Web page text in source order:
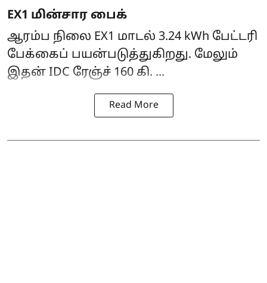
EX1 மின்சார பைக்
ஆரம்ப நிலை EX1 மாடல் 3.24 kWh பேட்டரி
பேக்கைப் பயன்படுத்துகிறது. மேலும்
இதன் IDC ரேஞ்ச் 160 கி. ...
Read More